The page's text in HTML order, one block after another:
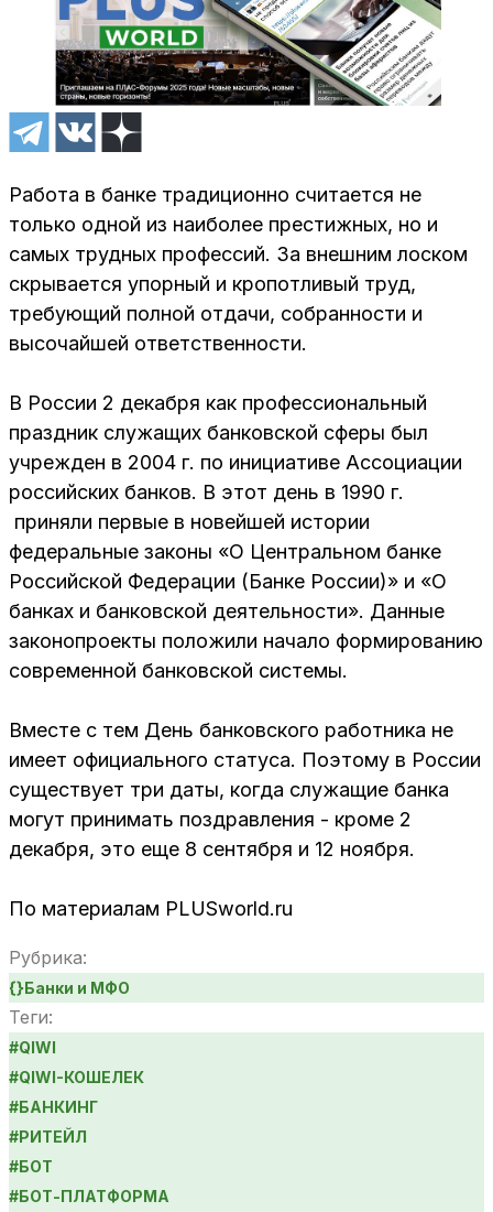
Работа в банке традиционно считается не
только одной из наиболее престижных, но и
самых трудных профессий. За внешним лоском
скрывается упорный и кропотливый труд,
требующий полной отдачи, собранности и
высочайшей ответственности.
В России 2 декабря как профессиональный
праздник служащих банковской сферы был
учрежден в 2004 г. по инициативе Ассоциации
российских банков. В этот день в 1990 г.
приняли первые в новейшей истории
федеральные законы «О Центральном банке
Российской Федерации (Банке России)» и «О
банках и банковской деятельности». Данные
законопроекты положили начало формированию
современной банковской системы.
Вместе с тем День банковского работника не
имеет официального статуса. Поэтому в России
существует три даты, когда служащие банка
могут принимать поздравления - кроме 2
декабря, это еще 8 сентября и 12 ноября.
По материалам PLUSworld.ru
Рубрика:
{}Банки и МФО
Теги:
#QIWI
#QIWI-КОШЕЛЕК
#БАНКИНГ
#РИТЕЙЛ
#БОТ
#БОТ-ПЛАТФОРМА